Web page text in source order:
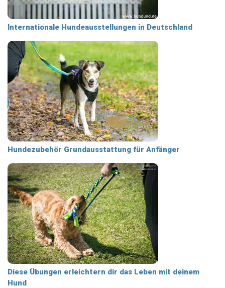
Internationale Hundeausstellungen in Deutschland
Hundezubehör Grundausstattung für Anfänger
Diese Übungen erleichtern dir das Leben mit deinem
Hund